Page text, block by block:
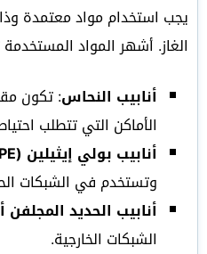
يجب استخدام مواد معتمدة
الغاز. أشهر المواد
أنابيب النحاس: تكون
الأماكن التي تتطلب
أنابيب بولي إيثيلين (PE)
وتستخدم في الشبكات
أنابيب الحديد المجلفن
الشبكات الخارجية.